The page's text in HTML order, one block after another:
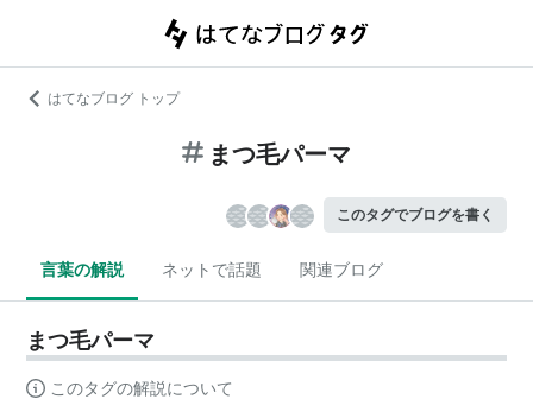
はてなブログ トップ
まつ毛パーマ
このタグでブログを書く
言葉の解説 ネットで話題 関連ブログ
まつ毛パーマ
このタグの解説について